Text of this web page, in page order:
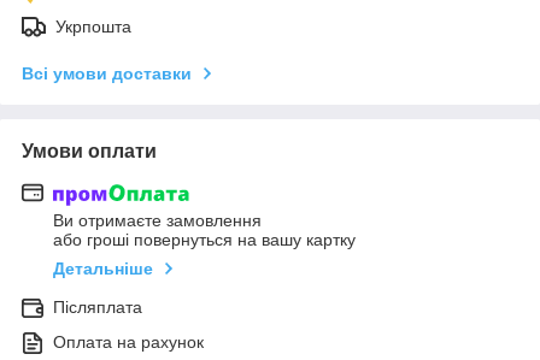
Укрпошта
Всі умови доставки
Умови оплати
Ви отримаєте замовлення
або гроші повернуться на вашу картку
Детальніше
Післяплата
Оплата на рахунок